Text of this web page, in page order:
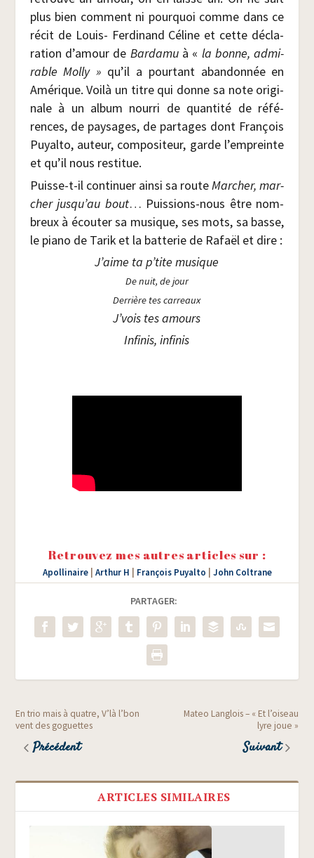
plus bien com­ment ni pour­quoi comme dans ce
récit de Louis- Fer­di­nand Céline et cette décla­
ra­tion d’amour de Bar­da­muà « la bonne, admi­
rable Mol­ly » qu’il a pour­tant aban­don­née en
Amé­rique. Voi­là un titre qui donne sa note ori­gi­
nale à un album nour­ri de quan­ti­té de réfé­
rences, de pay­sages, de par­tages dont Fran­çois
Puyal­to, auteur, com­po­si­teur, garde l’empreinte
et qu’il nous restitue.
Puisse-t-il conti­nuer ain­si sa route Mar­cher, mar­
cher jusqu’au bout… Puis­sions-nous être nom­
breux à écou­ter sa musique, ses mots, sa basse,
le pia­no de Tarik et la bat­te­rie de Rafaël et dire :
J’aime ta p’tite musique
De nuit, de jour
Der­rière tes car­reaux
J’vois tes amours
Infi­nis, infinis
Retrouvez mes autres articles sur :
Apollinaire| Arthur H François Puyalto John Coltrane
PARTAGER:
En trio mais à quatre, V’là l’bon
vent des goguettes
Précédent
Mateo Langlois – « Et l’oiseau
lyre joue »
Suivant
ARTICLES SIMILAIRES